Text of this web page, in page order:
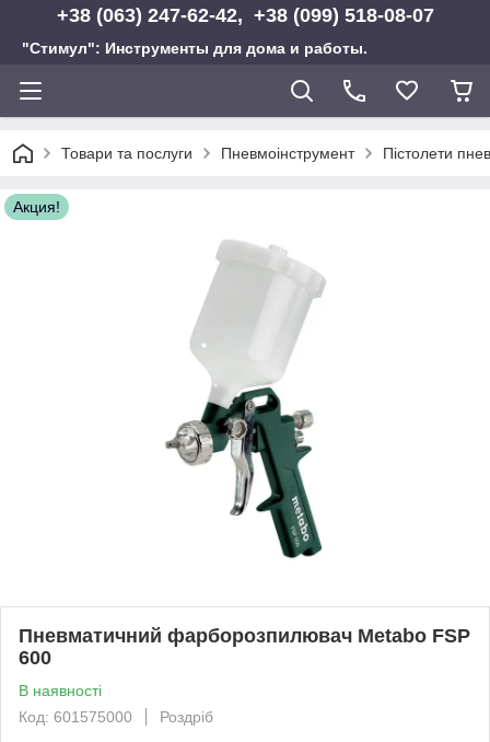
+38 (063) 247-62-42, +38 (099) 518-08-07
"Стимул": Инструменты для дома и работы.
Товари та послуги Пневмоінструмент Пістолети
Акция!
Пневматичний фарборозпилювач Metabo FSP
600
В наявності
Код: 601575000
Роздріб